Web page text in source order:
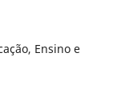
Ensino e